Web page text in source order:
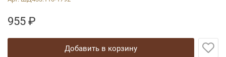
955₽
добавить в корзину